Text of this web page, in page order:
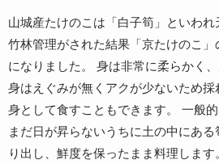
山城産たけのこは「白子筍」といわれ
竹林管理がされた結果「京たけのこ」
になりました。 身は非常に柔らかく
身はえぐみが無くアクが少ないため採
身として食すこともできます。 一般
まだ日が昇らないうちに土の中にあ
り出し、鮮度を保ったまま料理しま